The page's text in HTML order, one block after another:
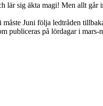
sig äkta magi! Men allt
Juni följa ledtråden
publiceras på lördagar i mars-